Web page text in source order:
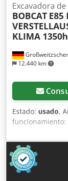
12.440 km
Excavadora
BOBCAT E85
KLIMA 1350h
Estado: usado,
funcionamiento:
,
no procedente
con aire
PINZA/DEDO *
como opción,